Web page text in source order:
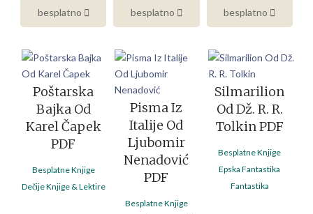
besplatno
Poštarska
Bajka Od
Karel Čapek
PDF
Besplatne Knjige
Dečije Knjige & Lektire
besplatno
Pisma Iz
Italije Od
Ljubomir
Nenadović
PDF
Besplatne Knjige
besplatno
Silmarilion
Od Dž. R. R.
Tolkin PDF
Besplatne Knjige
Epska Fantastika
Fantastika